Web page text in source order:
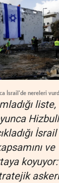
İsrail'de nereleri
liste,
İsrail
ve
askeri